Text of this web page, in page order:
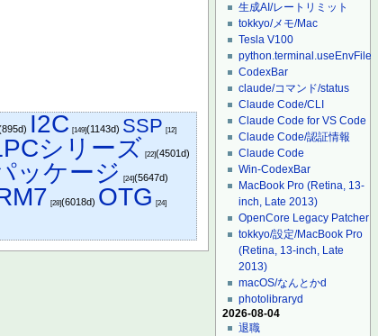
I2C [149](1143d) SSP [12]
シリーズ [22](4501d)
ッケージ [24](5647d)
[28](6018d) OTG [24]
生成AI/レートリミット
tokkyo/メモ/Mac
Tesla V100
python.terminal.useEnvFile
CodexBar
claude/コマンド/status
Claude Code/CLI
Claude Code for VS Code
Claude Code/認証情報
Claude Code
Win-CodexBar
MacBook Pro (Retina, 13-
inch, Late 2013)
OpenCore Legacy Patcher
tokkyo/設定/MacBook Pro
(Retina, 13-inch, Late
2013)
macOS/なんとかd
photolibraryd
2026-08-04
退職